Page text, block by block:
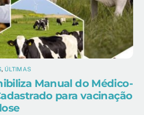
, ÚLTIMAS
Manual do Médico-
para vacinação